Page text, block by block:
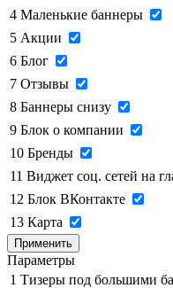
4 Маленькие баннеры
5 Акции
6 Блог
7 Отзывы
8 Баннеры снизу
9 Блок о компании
10 Бренды
11 Виджет соц. сетей на
12 Блок ВКонтакте
13 Карта
Применить
Параметры
1 Тизеры под большими